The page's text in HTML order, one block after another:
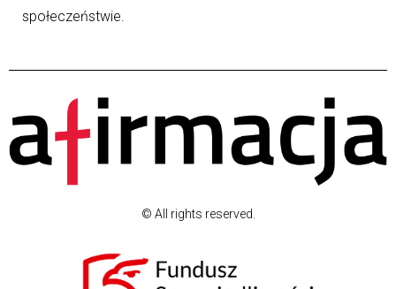
społeczeństwie.
© All rights reserved.